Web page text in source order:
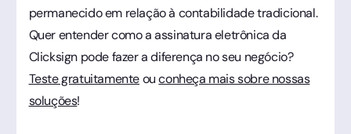
permanecido em relação à contabilidade tradicional.
Quer entender como a assinatura eletrônica da
Clicksign pode fazer a diferença no seu negócio?
Teste gratuitamenteouconheça mais sobre nossas
soluções!